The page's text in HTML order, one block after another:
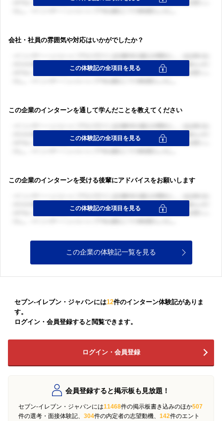
会社・社員の雰囲気や対応はいかがでしたか？
この企業のインターンを通して学んだことを教えてください
この企業のインターンを受ける後輩にアドバイスをお願いします
この企業の体験記一覧を見る
セブン‐イレブン・ジャパンには12件のインターン体験記がありま
す。
ログイン・会員登録すると閲覧できます。
ログイン・会員登録
会員登録すると掲示板も見放題！
セブン‐イレブン・ジャパンには11468件の掲示板書き込みのほか507
件の選考・面接体験記、 304件の内定者の志望動機、 142件のエント